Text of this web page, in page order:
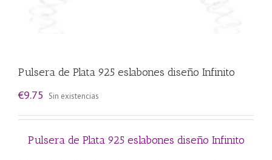
Pulsera de Plata 925 eslabones diseño Infinito
€9.75 Sin existencias
Pulsera de Plata 925 eslabones diseño Infinito